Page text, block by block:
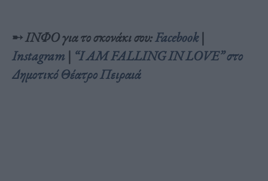
➸ΙΝΦΟ για το σκονάκι σου:Facebook|
Instagram | “I AM FALLING IN LOVE” στο
Δημοτικό Θέατρο Πειραιά